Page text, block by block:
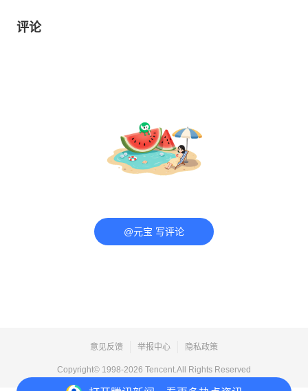
评论
@元宝 写评论
意见反馈 举报中心 隐私政策
Copyright© 1998-2026 Tencent.All Rights Reserved